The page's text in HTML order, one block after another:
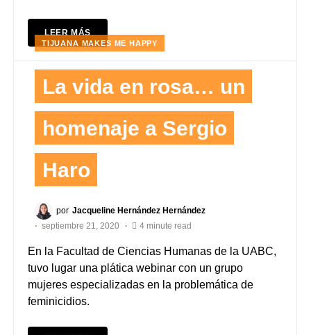
LEER MÁS
TIJUANA MAKES ME HAPPY
La vida en rosa… un
homenaje a Sergio
Haro
por Jacqueline Hernández Hernández
septiembre 21, 2020
4 minute read
En la Facultad de Ciencias Humanas de la UABC,
tuvo lugar una plática webinar con un grupo
mujeres especializadas en la problemática de
feminicidios.